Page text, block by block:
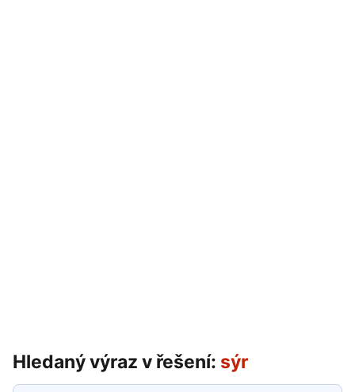
Hledaný výraz v řešení: sýr